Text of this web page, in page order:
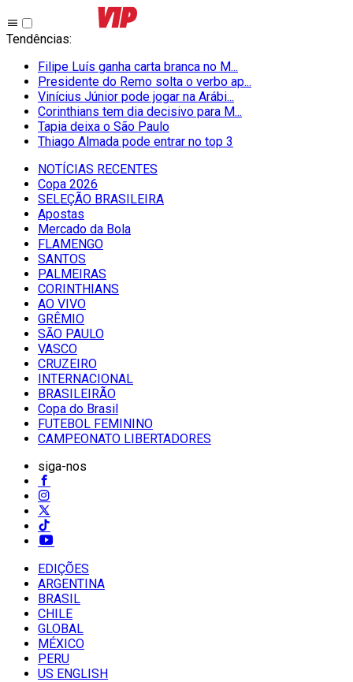
Tendências:
Filipe Luís ganha carta branca no M...
Presidente do Remo solta o verbo ap...
Vinícius Júnior pode jogar na Arábi...
Corinthians tem dia decisivo para M...
Tapia deixa o São Paulo
Thiago Almada pode entrar no top 3
NOTÍCIAS RECENTES
Copa 2026
SELEÇÃO BRASILEIRA
Apostas
Mercado da Bola
FLAMENGO
SANTOS
PALMEIRAS
CORINTHIANS
AO VIVO
GRÊMIO
SĀO PAULO
VASCO
CRUZEIRO
INTERNACIONAL
BRASILEIRÃO
Copa do Brasil
FUTEBOL FEMININO
CAMPEONATO LIBERTADORES
siga-nos
EDIÇÕES
ARGENTINA
BRASIL
CHILE
GLOBAL
MÉXICO
PERU
US ENGLISH